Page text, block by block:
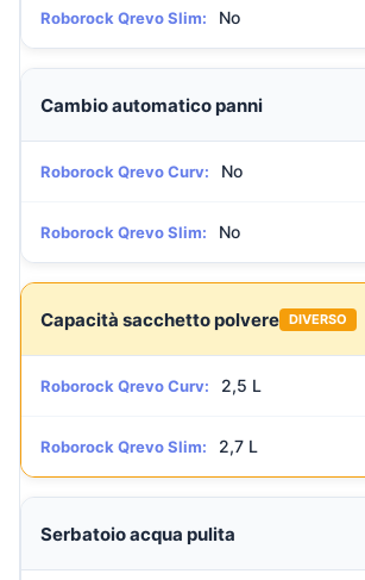
Roborock Qrevo Slim: No
Cambio automatico panni
Roborock Qrevo Curv: No
Roborock Qrevo Slim: No
Capacità sacchetto polvere DIVERSO
Roborock Qrevo Curv: 2,5 L
Roborock Qrevo Slim: 2,7 L
Serbatoio acqua pulita